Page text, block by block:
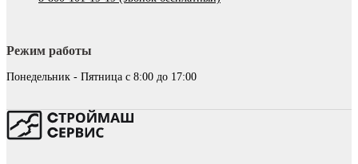
Режим работы
Понедельник - Пятница с 8:00 до 17:00